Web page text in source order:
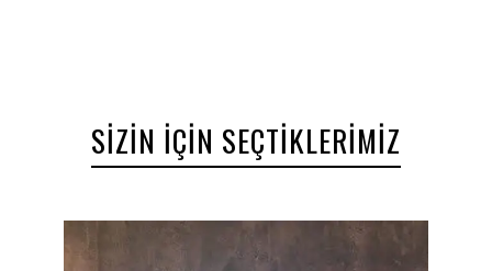
SIZIN İÇIN SEÇTIKLERIMIZ